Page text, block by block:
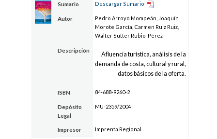
Sumario Descargar Sumario
Autor
Pedro Arroyo Mompeán, Joaquín
Morote García, Carmen Ruiz Ruiz,
Walter Sutter Rubio-Pérez
Descripción
Afluencia turística, análisis de la
demanda de costa, cultural y rural,
datos básicos de la oferta.
ISBN 84-688-9260-2
Depósito
Legal
MU-2359/2004
Impresor Imprenta Regional